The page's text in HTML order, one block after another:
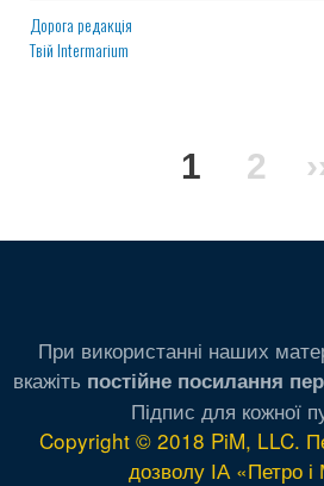
Дорога редакція
Твій Intermarium
1 2
При використанні наших
вкажіть постійне посилання
Підпис для кожної
Copyright © 2018 PiM, LLC.
дозволу ІА «Петро